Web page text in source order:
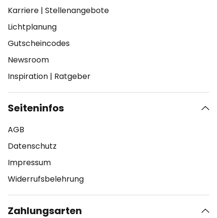
Karriere | Stellenangebote
Lichtplanung
Gutscheincodes
Newsroom
Inspiration | Ratgeber
Seiteninfos
AGB
Datenschutz
Impressum
Widerrufsbelehrung
Zahlungsarten